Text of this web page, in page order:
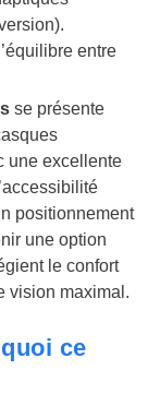
entre
se présente
une excellente
positionnement
une option
le confort
vision maximal.
ce